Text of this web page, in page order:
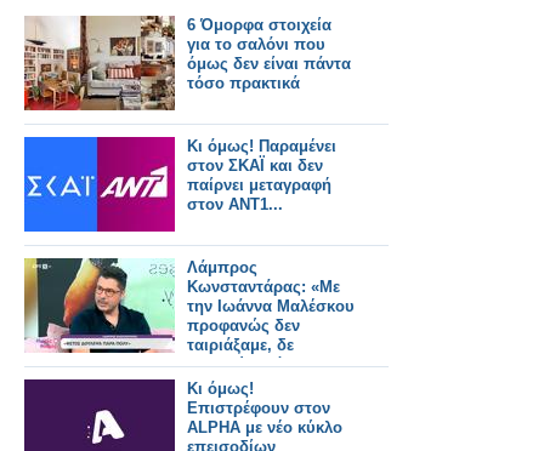
6 Όμορφα στοιχεία
για το σαλόνι που
όμως δεν είναι πάντα
τόσο πρακτικά
Κι όμως! Παραμένει
στον ΣΚΑΪ και δεν
παίρνει μεταγραφή
στον ΑΝΤ1...
Λάμπρος
Κωνσταντάρας: «Με
την Ιωάννα Μαλέσκου
προφανώς δεν
ταιριάξαμε, δε
μετανιώνω όμως για
την επιλογή που
έκανα»
Κι όμως!
Επιστρέφουν στον
ALPHA με νέο κύκλο
επεισοδίων